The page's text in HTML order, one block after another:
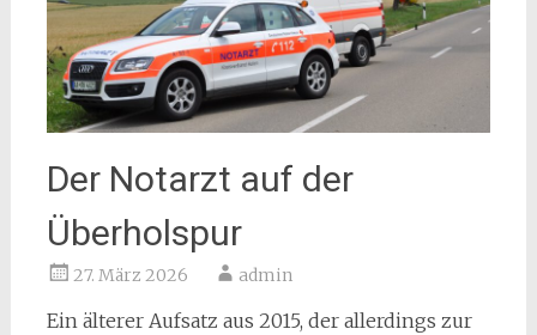
Der Notarzt auf der
Überholspur
27. März 2026 admin
Ein älterer Aufsatz aus 2015, der allerdings zur